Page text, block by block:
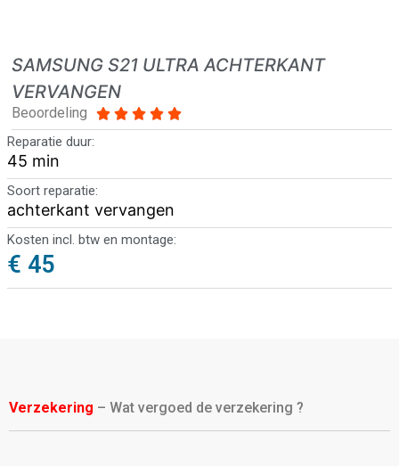
SAMSUNG S21 ULTRA ACHTERKANT
VERVANGEN
Beoordeling     
Reparatie duur:
45 min
Soort reparatie:
achterkant vervangen
Kosten incl. btw en montage:
€ 45
Verzekering – Wat vergoed de verzekering ?